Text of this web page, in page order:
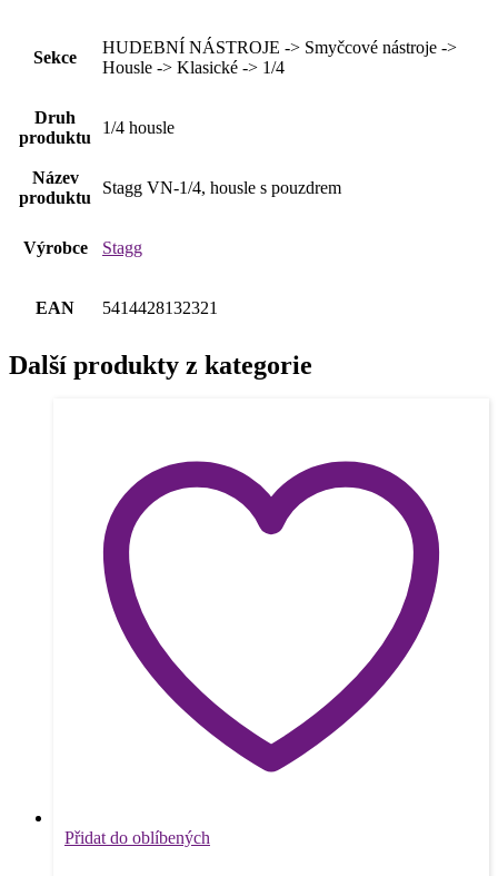
Sekce
HUDEBNÍ NÁSTROJE -> Smyčcové nástroje ->
Housle -> Klasické -> 1/4
Druh
produktu
1/4 housle
Název
produktu
Stagg VN-1/4, housle s pouzdrem
Výrobce Stagg
EAN 5414428132321
Další produkty z kategorie
Přidat do oblíbených